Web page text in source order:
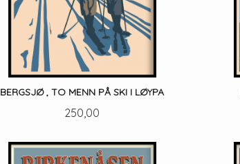
BERGSJØ , TO MENN PÅ SKI I LØYPA
Pris
250,00
LES MER